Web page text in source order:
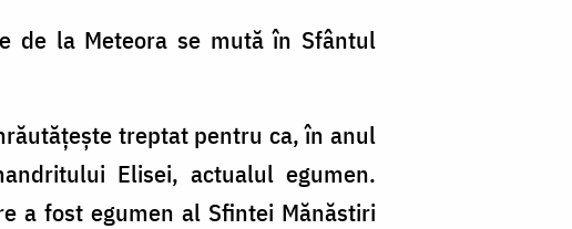
de la Meteora se mută în Sfântul
treptat pentru ca, în anul
Elisei, actualul egumen.
a fost egumen al Sfintei Mănăstiri